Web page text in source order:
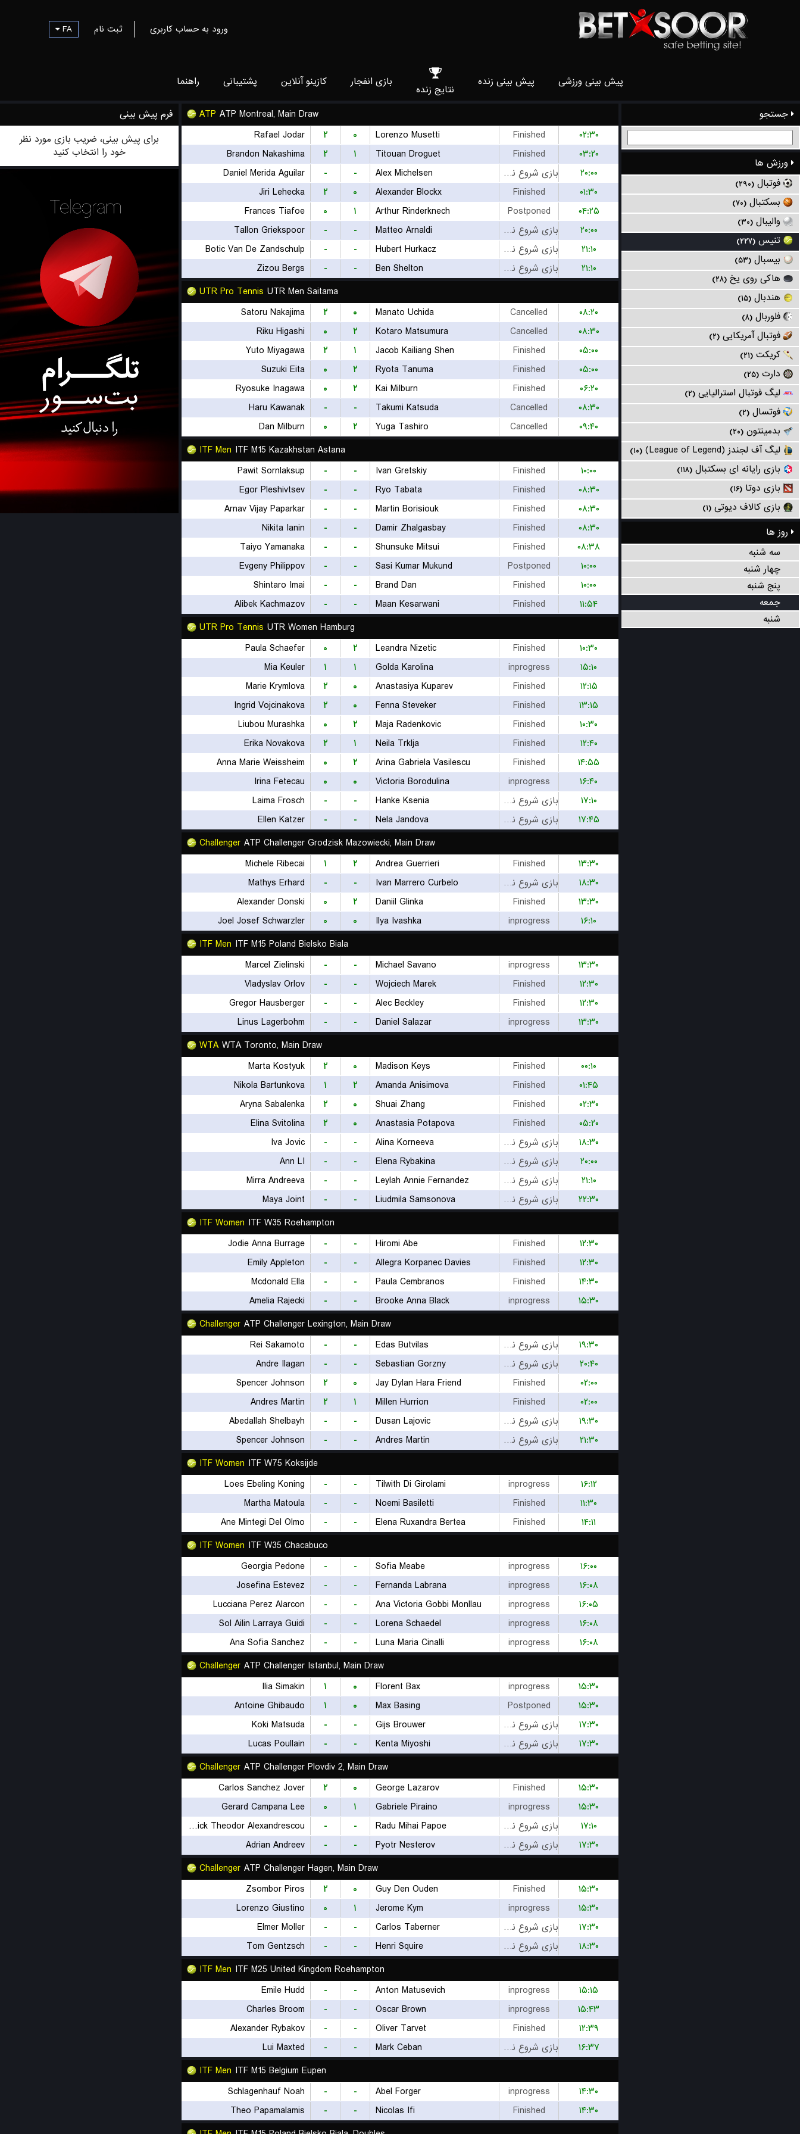
ورود به حساب کاربری ثبت نام FA
پیش بینی ورزشی پیش بینی زنده
نتایج زنده
بازی انفجار کازینو آنلاین پشتیبانی راهنما
جستجو
ورزش ها
فوتبال (۲۹۰)
بسکتبال (۷۰)
والیبال (۳۰)
تنیس (۲۲۷)
بیسبال (۵۳)
هاکی روی یخ (۲۸)
هندبال (۱۵)
فلوربال (۸)
فوتبال آمریکایی (۲)
کریکت (۲۱)
دارت (۲۵)
لیگ فوتبال استرالیایی (۲)
فوتسال (۲)
بدمینتون (۲۰)
لیگ آف لجندز (League of Legend) (۱۰)
بازی رایانه ای بسکتبال (۱۱۸)
بازی دوتا (۱۶)
بازی کالاف دیوتی (۱)
روز ها
سه شنبه
چهار شنبه
پنج شنبه
جمعه
شنبه
ATP ATP Montreal, Main Draw
Rafael Jodar
۲ ۰ Lorenzo Musetti Finished
۰۲:۳۰
Brandon Nakashima
۲ ۱ Titouan Droguet Finished
۰۳:۲۰
Daniel Merida Aguilar
- - Alex Michelsen بازی شروع نشده است
۲۰:۰۰
Jiri Lehecka
۲ ۰ Alexander Blockx Finished
۰۱:۳۰
Frances Tiafoe
۰ ۱ Arthur Rinderknech Postponed
۰۴:۲۵
Tallon Griekspoor
- - Matteo Arnaldi بازی شروع نشده است
۲۰:۰۰
Botic Van De Zandschulp
- - Hubert Hurkacz بازی شروع نشده است
۲۱:۱۰
Zizou Bergs
- - Ben Shelton بازی شروع نشده است
۲۱:۱۰
UTR Pro Tennis UTR Men Saitama
Satoru Nakajima
۲ ۰ Manato Uchida Cancelled
۰۸:۲۰
Riku Higashi
۰ ۲ Kotaro Matsumura Cancelled
۰۸:۳۰
Yuto Miyagawa
۲ ۱ Jacob Kailiang Shen Finished
۰۵:۰۰
Suzuki Eita
۰ ۲ Ryota Tanuma Finished
۰۵:۰۰
Ryosuke Inagawa
۰ ۲ Kai Milburn Finished
۰۶:۲۰
Haru Kawanak
- - Takumi Katsuda Cancelled
۰۸:۳۰
Dan Milburn
۰ ۲ Yuga Tashiro Cancelled
۰۹:۴۰
ITF Men ITF M15 Kazakhstan Astana
Pawit Sornlaksup
- - Ivan Gretskiy Finished
۱۰:۰۰
Egor Pleshivtsev
- - Ryo Tabata Finished
۰۸:۳۰
Arnav Vijay Paparkar
- - Martin Borisiouk Finished
۰۸:۳۰
Nikita Ianin
- - Damir Zhalgasbay Finished
۰۸:۳۰
Taiyo Yamanaka
- - Shunsuke Mitsui Finished
۰۸:۳۸
Evgeny Philippov
- - Sasi Kumar Mukund Postponed
۱۰:۰۰
Shintaro Imai
- - Brand Dan Finished
۱۰:۰۰
Alibek Kachmazov
- - Maan Kesarwani Finished
۱۱:۵۴
UTR Pro Tennis UTR Women Hamburg
Paula Schaefer
۰ ۲ Leandra Nizetic Finished
۱۰:۳۰
Mia Keuler
۱ ۱ Golda Karolina inprogress
۱۵:۱۰
Marie Krymlova
۲ ۰ Anastasiya Kuparev Finished
۱۲:۱۵
Ingrid Vojcinakova
۲ ۰ Fenna Steveker Finished
۱۳:۱۵
Liubou Murashka
۰ ۲ Maja Radenkovic Finished
۱۰:۳۰
Erika Novakova
۲ ۱ Neila Trklja Finished
۱۲:۴۰
Anna Marie Weissheim
۰ ۲ Arina Gabriela Vasilescu Finished
۱۴:۵۵
Irina Fetecau
۰ ۰ Victoria Borodulina inprogress
۱۶:۴۰
Laima Frosch
- - Hanke Ksenia بازی شروع نشده است
۱۷:۱۰
Ellen Katzer
- - Nela Jandova بازی شروع نشده است
۱۷:۴۵
Challenger ATP Challenger Grodzisk Mazowiecki, Main Draw
Michele Ribecai
۱ ۲ Andrea Guerrieri Finished
۱۳:۳۰
Mathys Erhard
- - Ivan Marrero Curbelo بازی شروع نشده است
۱۸:۳۰
Alexander Donski
۰ ۲ Daniil Glinka Finished
۱۳:۳۰
Joel Josef Schwarzler
۰ ۰ Ilya Ivashka inprogress
۱۶:۱۰
ITF Men ITF M15 Poland Bielsko Biala
Marcel Zielinski
- - Michael Savano inprogress
۱۳:۳۰
Vladyslav Orlov
- - Wojciech Marek Finished
۱۲:۳۰
Gregor Hausberger
- - Alec Beckley Finished
۱۲:۳۰
Linus Lagerbohm
- - Daniel Salazar inprogress
۱۳:۳۰
WTA WTA Toronto, Main Draw
Marta Kostyuk
۲ ۰ Madison Keys Finished
۰۰:۱۰
Nikola Bartunkova
۱ ۲ Amanda Anisimova Finished
۰۱:۴۵
Aryna Sabalenka
۲ ۰ Shuai Zhang Finished
۰۲:۳۰
Elina Svitolina
۲ ۰ Anastasia Potapova Finished
۰۵:۲۰
Iva Jovic
- - Alina Korneeva بازی شروع نشده است
۱۸:۳۰
Ann LI
- - Elena Rybakina بازی شروع نشده است
۲۰:۰۰
Mirra Andreeva
- - Leylah Annie Fernandez بازی شروع نشده است
۲۱:۱۰
Maya Joint
- - Liudmila Samsonova بازی شروع نشده است
۲۲:۳۰
ITF Women ITF W35 Roehampton
Jodie Anna Burrage
- - Hiromi Abe Finished
۱۲:۳۰
Emily Appleton
- - Allegra Korpanec Davies Finished
۱۲:۳۰
Mcdonald Ella
- - Paula Cembranos Finished
۱۴:۳۰
Amelia Rajecki
- - Brooke Anna Black inprogress
۱۵:۳۰
Challenger ATP Challenger Lexington, Main Draw
Rei Sakamoto
- - Edas Butvilas بازی شروع نشده است
۱۹:۳۰
Andre Ilagan
- - Sebastian Gorzny بازی شروع نشده است
۲۰:۴۰
Spencer Johnson
۲ ۰ Jay Dylan Hara Friend Finished
۰۲:۰۰
Andres Martin
۲ ۱ Millen Hurrion Finished
۰۲:۰۰
Abedallah Shelbayh
- - Dusan Lajovic بازی شروع نشده است
۱۹:۳۰
Spencer Johnson
- - Andres Martin بازی شروع نشده است
۲۱:۳۰
ITF Women ITF W75 Koksijde
Loes Ebeling Koning
- - Tilwith Di Girolami inprogress
۱۶:۱۲
Martha Matoula
- - Noemi Basiletti Finished
۱۱:۳۰
Ane Mintegi Del Olmo
- - Elena Ruxandra Bertea Finished
۱۴:۱۱
ITF Women ITF W35 Chacabuco
Georgia Pedone
- - Sofia Meabe inprogress
۱۶:۰۰
Josefina Estevez
- - Fernanda Labrana inprogress
۱۶:۰۸
Lucciana Perez Alarcon
- - Ana Victoria Gobbi Monllau inprogress
۱۶:۰۵
Sol Ailin Larraya Guidi
- - Lorena Schaedel inprogress
۱۶:۰۸
Ana Sofia Sanchez
- - Luna Maria Cinalli inprogress
۱۶:۰۸
Challenger ATP Challenger Istanbul, Main Draw
Ilia Simakin
۱ ۰ Florent Bax inprogress
۱۵:۳۰
Antoine Ghibaudo
۱ ۰ Max Basing Postponed
۱۵:۳۰
Koki Matsuda
- - Gijs Brouwer بازی شروع نشده است
۱۷:۳۰
Lucas Poullain
- - Kenta Miyoshi بازی شروع نشده است
۱۷:۳۰
Challenger ATP Challenger Plovdiv 2, Main Draw
Carlos Sanchez Jover
۲ ۰ George Lazarov Finished
۱۵:۳۰
Gerard Campana Lee
۰ ۱ Gabriele Piraino inprogress
۱۵:۳۰
Yannick Theodor Alexandrescou
- - Radu Mihai Papoe بازی شروع نشده است
۱۷:۱۰
Adrian Andreev
- - Pyotr Nesterov بازی شروع نشده است
۱۷:۳۰
Challenger ATP Challenger Hagen, Main Draw
Zsombor Piros
۲ ۰ Guy Den Ouden Finished
۱۵:۳۰
Lorenzo Giustino
۰ ۱ Jerome Kym inprogress
۱۵:۳۰
Elmer Moller
- - Carlos Taberner بازی شروع نشده است
۱۷:۳۰
Tom Gentzsch
- - Henri Squire بازی شروع نشده است
۱۸:۳۰
ITF Men ITF M25 United Kingdom Roehampton
Emile Hudd
- - Anton Matusevich inprogress
۱۵:۱۵
Charles Broom
- - Oscar Brown inprogress
۱۵:۴۳
Alexander Rybakov
- - Oliver Tarvet Finished
۱۲:۳۹
Lui Maxted
- - Mark Ceban بازی شروع نشده است
۱۶:۳۷
ITF Men ITF M15 Belgium Eupen
Schlagenhauf Noah
- - Abel Forger inprogress
۱۴:۳۰
Theo Papamalamis
- - Nicolas Ifi Finished
۱۴:۳۰
فرم پیش بینی
برای پیش بینی، ضریب بازی مورد نظر
خود را انتخاب کنید